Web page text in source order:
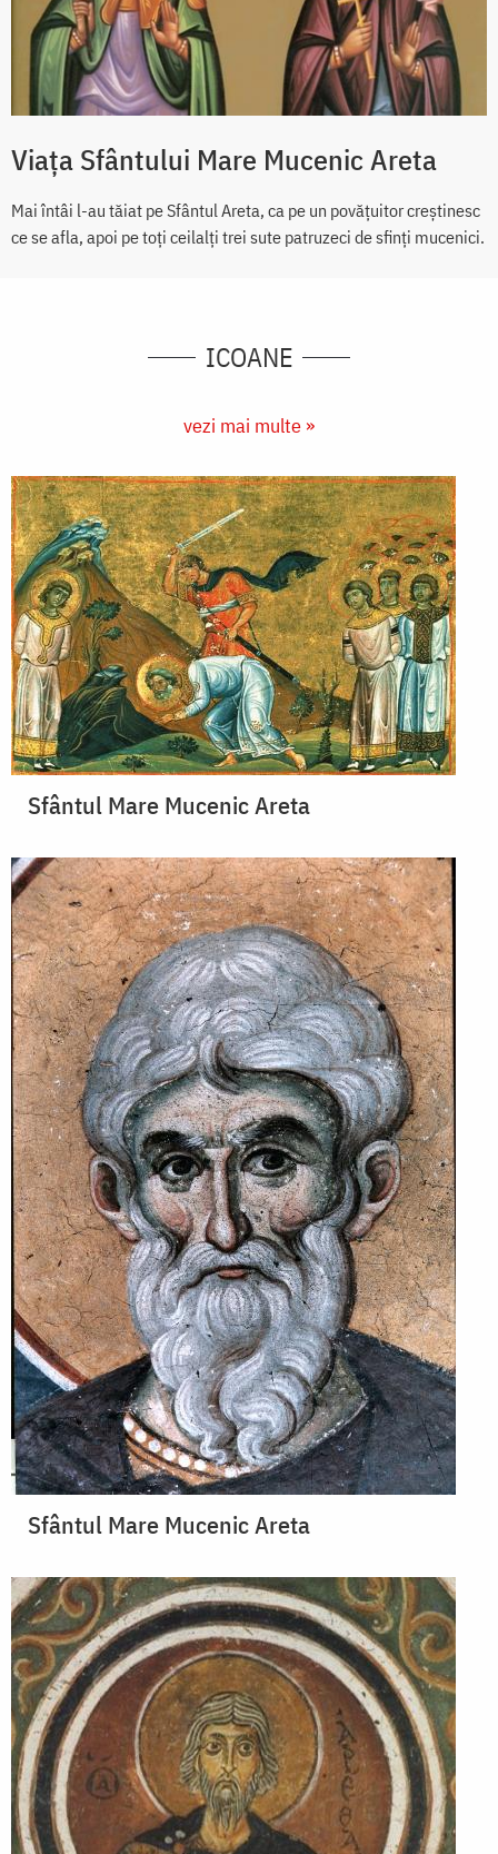
Viața Sfântului Mare Mucenic Areta
Mai întâi l-au tăiat pe Sfântul Areta, ca pe un povățuitor creștinesc
ce se afla, apoi pe toți ceilalți trei sute patruzeci de sfinți mucenici.
ICOANE
vezi mai multe »
Sfântul Mare Mucenic Areta
Sfântul Mare Mucenic Areta